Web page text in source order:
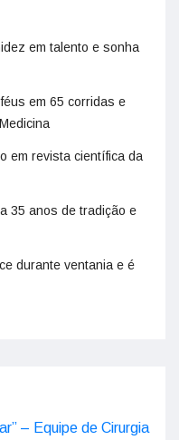
em talento e sonha
em 65 corridas e
em revista científica da
35 anos de tradição e
durante ventania e é
– Equipe de Cirurgia